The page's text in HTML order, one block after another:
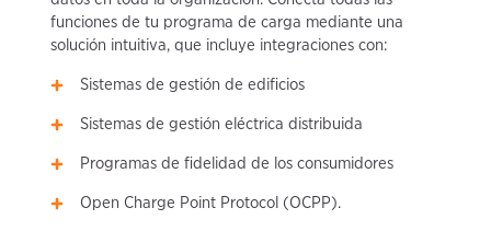
funciones de tu programa de carga mediante una
solución intuitiva, que incluye integraciones con:
Sistemas de gestión de edificios
Sistemas de gestión eléctrica distribuida
Programas de fidelidad de los consumidores
Open Charge Point Protocol (OCPP).